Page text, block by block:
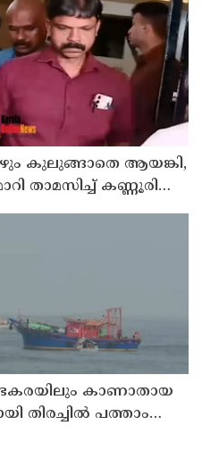
കുലുങ്ങാതെ ആയങ്കി,
താമസിച്ച് കണ്ണൂരിലെ
കാണാതായ
തിരച്ചില്‍ പത്താം